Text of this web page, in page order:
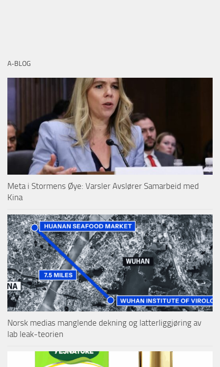
A-BLOG
Meta i Stormens Øye: Varsler Avslører Samarbeid med
Kina
Norsk medias manglende dekning og latterliggjøring av
lab leak-teorien